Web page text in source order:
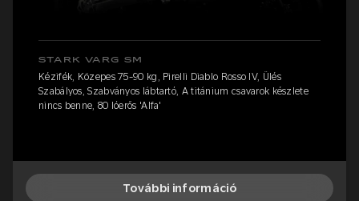
STARK VARG SM
Kézifék, Közepes 75-90 kg, Pirelli Diablo Rosso IV, Ülés
Szabályos, Szabványos lábtartó, A titánium csavarok készlete
nincs benne, 80 lóerős 'Alfa'
További információ